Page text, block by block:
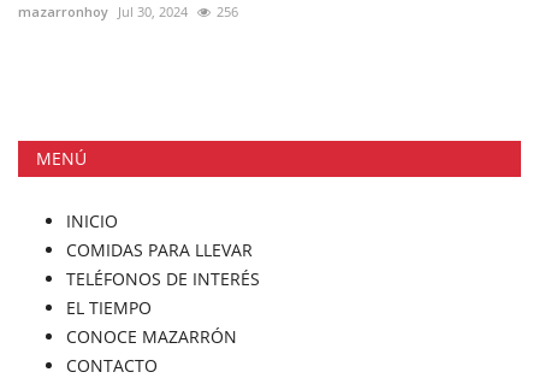
mazarronhoy Jul 30, 2024 256
MENÚ
INICIO
COMIDAS PARA LLEVAR
TELÉFONOS DE INTERÉS
EL TIEMPO
CONOCE MAZARRÓN
CONTACTO